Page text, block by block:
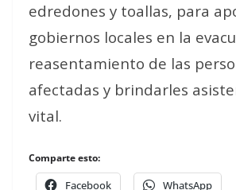
edredones y toallas, para
gobiernos locales en la
reasentamiento de las
afectadas y brindarles
vital.
Comparte esto:
Facebook WhatsApp